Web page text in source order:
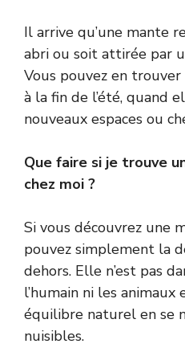
Il arrive qu’une mante
abri ou soit attirée par
Vous pouvez en
à la fin de l’été, quand
nouveaux espaces ou
Que faire si je trouve
chez moi ?
Si vous découvrez une
pouvez simplement la
dehors. Elle n’est pas
l’humain ni les
équilibre naturel en se
nuisibles.